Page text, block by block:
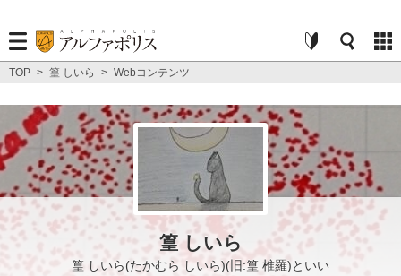
TOP > 篁 しいら > Webコンテンツ
篁 しいら
篁 しいら(たかむら しいら)(旧:篁 椎羅)といい